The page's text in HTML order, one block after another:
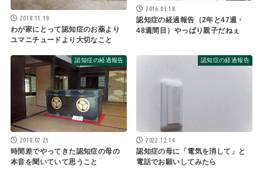
2018.11.19
わが家にとって認知症のお薬より
ユマニチュードより大切なこと
2016.03.18
認知症の経過報告（2年と47週・
48週間目）やっぱり親子だねぇ
認知症の経過報告
2018.07.25
時間差でやってきた認知症の母の
本音を聞いていて思うこと
認知症の経過報告
2022.12.14
認知症の母に「電気を消して」と
電話でお願いしてみたら